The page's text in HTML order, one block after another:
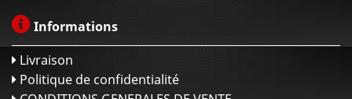
Informations
Livraison
Politique de confidentialité